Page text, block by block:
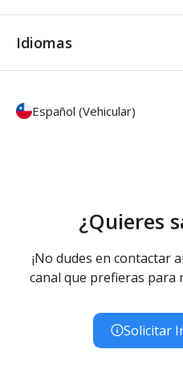
Idiomas
Español (Vehicular)
¿Quieres
¡No dudes en contactar
canal que prefieras para
Solicitar